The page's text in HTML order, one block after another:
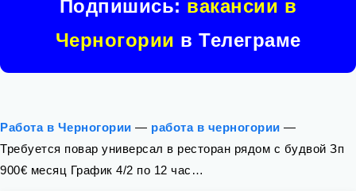
Подпишись: вакансии в
Черногории в Телеграме
Работа в Черногории — работа в черногории —
Требуется повар универсал в ресторан рядом с будвой Зп
900€ месяц График 4/2 по 12 час…